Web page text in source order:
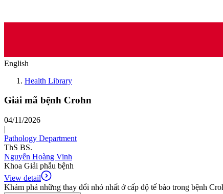
English
Health Library
Giải mã bệnh Crohn
04/11/2026
|
Pathology Department
ThS BS.
Nguyễn Hoàng Vinh
Khoa Giải phẫu bệnh
View detail
Khám phá những thay đổi nhỏ nhất ở cấp độ tế bào trong bệnh